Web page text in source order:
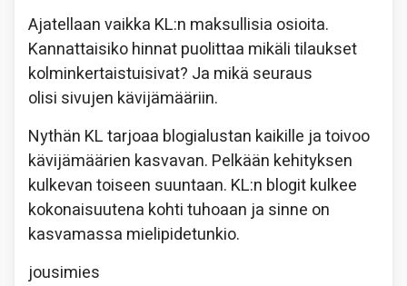
Ajatellaan vaikka KL:n maksullisia osioita.
Kannattaisiko hinnat puolittaa mikäli tilaukset
kolminkertaistuisivat? Ja mikä seuraus
olisi sivujen kävijämääriin.
Nythän KL tarjoaa blogialustan kaikille ja toivoo
kävijämäärien kasvavan. Pelkään kehityksen
kulkevan toiseen suuntaan. KL:n blogit kulkee
kokonaisuutena kohti tuhoaan ja sinne on
kasvamassa mielipidetunkio.
jousimies